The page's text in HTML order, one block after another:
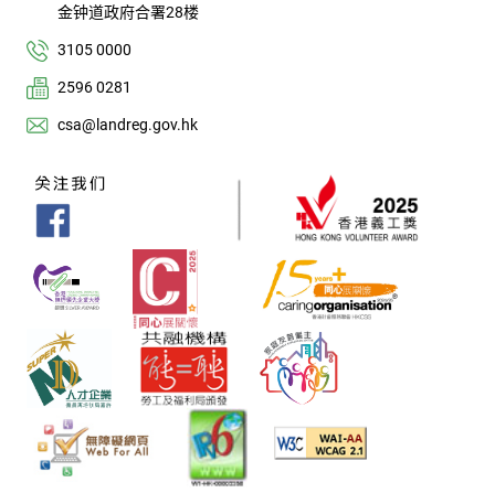
金钟道政府合署28楼
3105 0000
2596 0281
csa@landreg.gov.hk